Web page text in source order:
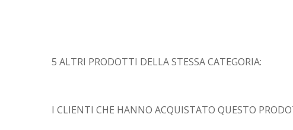
5 ALTRI PRODOTTI DELLA STESSA CATEGORIA:
I CLIENTI CHE HANNO ACQUISTATO QUESTO